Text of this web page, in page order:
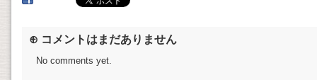
⊕ コメントはまだありません
No comments yet.